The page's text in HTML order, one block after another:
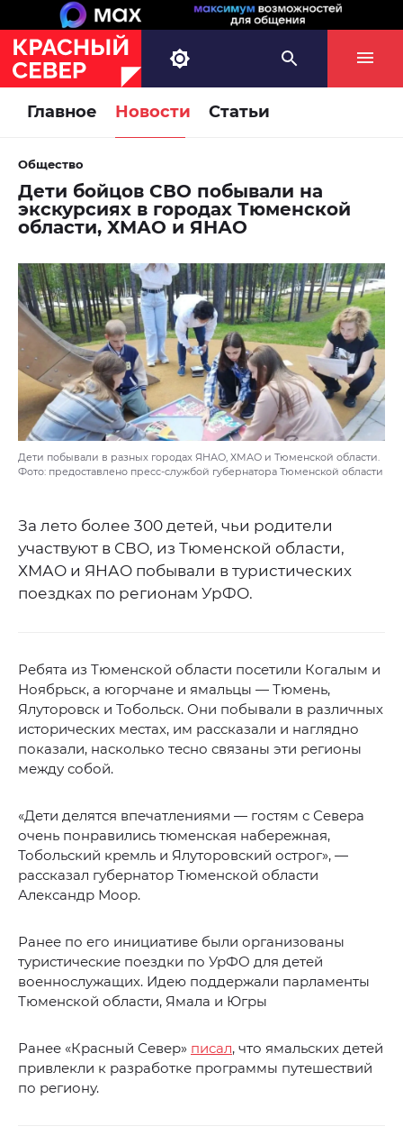
Главное Новости Статьи
Общество
Дети бойцов СВО побывали на
экскурсиях в городах Тюменской
области, ХМАО и ЯНАО
Дети побывали в разных городах ЯНАО, ХМАО и Тюменской области.
Фото: предоставлено пресс-службой губернатора Тюменской области
За лето более 300 детей, чьи родители
участвуют в СВО, из Тюменской области,
ХМАО и ЯНАО побывали в туристических
поездках по регионам УрФО.
Ребята из Тюменской области посетили Когалым и
Ноябрьск, а югорчане и ямальцы — Тюмень,
Ялуторовск и Тобольск. Они побывали в различных
исторических местах, им рассказали и наглядно
показали, насколько тесно связаны эти регионы
между собой.
«Дети делятся впечатлениями — гостям с Севера
очень понравились тюменская набережная,
Тобольский кремль и Ялуторовский острог», —
рассказал губернатор Тюменской области
Александр Моор.
Ранее по его инициативе были организованы
туристические поездки по УрФО для детей
военнослужащих. Идею поддержали парламенты
Тюменской области, Ямала и Югры
Ранее «Красный Север» писал, что ямальских детей
привлекли к разработке программы путешествий
по региону.